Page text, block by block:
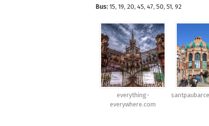
Bus:15, 19, 20, 45, 47, 50, 51, 92
everything-
everywhere.com